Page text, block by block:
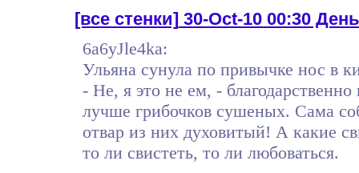
[все стенки]30-Oct-10 00:30
6a6yJle4ka:
Ульяна сунула по привычке нос в
- Не, я это не ем, -
лучше грибочков сушеных. Сама
отвар из них духовитый! А какие
то ли свистеть, то ли любоваться.